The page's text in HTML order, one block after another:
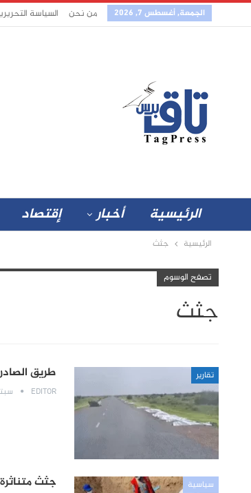
الجمعة, أغسطس 7, 2026 من نحن السياسة
الرئيسية أخبار إقتصاد
الرئيسية جثث
تصفح الوسوم
جثث
تقارير طريق
EDITOR
سياسية جثث